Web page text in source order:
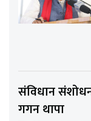
संविधान
गगन थापा